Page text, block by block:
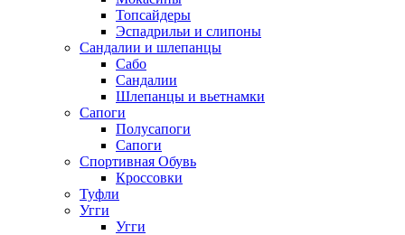
Топсайдеры
Эспадрильи и слипоны
Сандалии и шлепанцы
Сабо
Сандалии
Шлепанцы и вьетнамки
Сапоги
Полусапоги
Сапоги
Спортивная Обувь
Кроссовки
Туфли
Угги
Угги